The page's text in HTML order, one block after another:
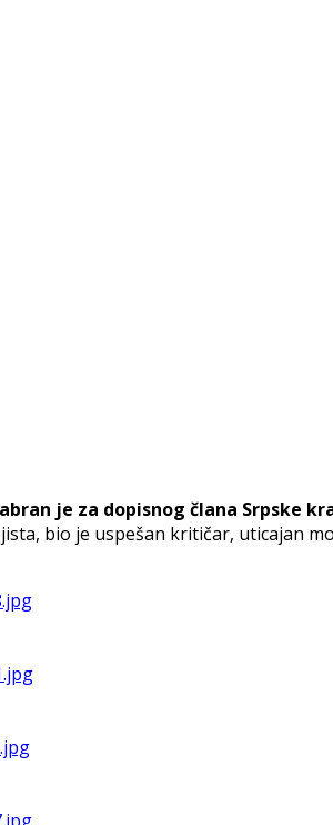
je za dopisnog člana Srpske
bio je uspešan kritičar, uticajan